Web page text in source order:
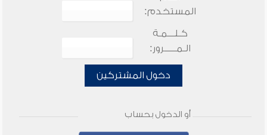
المستخدم:
كـلـــمـة
الـمـــــرور:
دخول المشتركين
أو الدخول بحساب